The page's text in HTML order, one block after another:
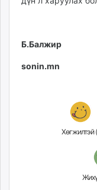
Б.Балжир
sonin.mn
Хөгжилтэй (